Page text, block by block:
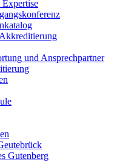
Expertise
und Ansprechpartner
Gutenberg